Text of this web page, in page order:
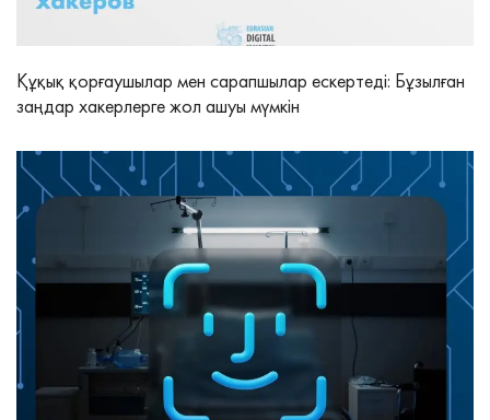
Құқық қорғаушылар мен сарапшылар ескертеді: Бұзылған
заңдар хакерлерге жол ашуы мүмкін